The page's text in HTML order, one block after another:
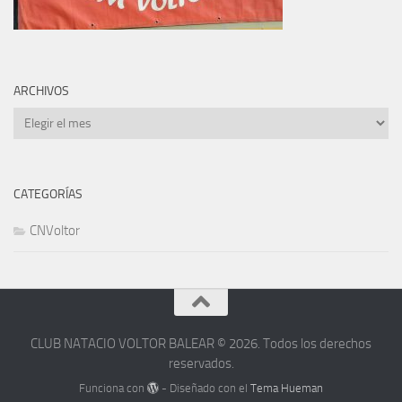
ARCHIVOS
Archivos
CATEGORÍAS
CNVoltor
CLUB NATACIO VOLTOR BALEAR © 2026. Todos los derechos
reservados.
Funciona con - Diseñado con elTema Hueman